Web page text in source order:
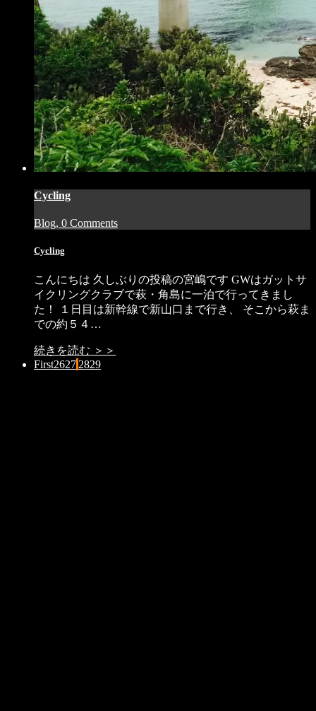
Cycling
Blog, 0 Comments
Cycling
こんにちは 久しぶりの投稿の宮嶋です GWはガットサ
イクリングクラブで萩・角島に一泊で行ってきまし
た！ １日目は新幹線で新山口まで行き、 そこから萩ま
での約５４…
続きを読む ＞＞
First2627 2829